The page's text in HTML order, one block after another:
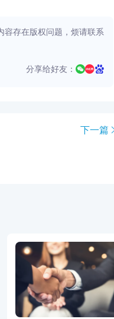
容存在版权问题，烦请联系
分享给好友：
下一篇